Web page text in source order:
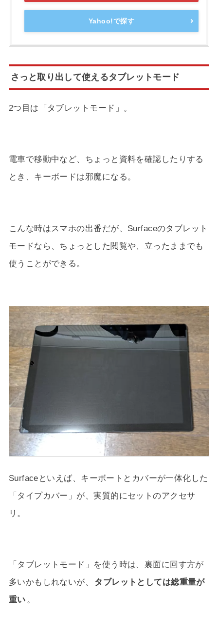
Yahoo!で探す
さっと取り出して使えるタブレットモード
2つ目は「タブレットモード」。
電車で移動中など、ちょっと資料を確認したりする
とき、キーボードは邪魔になる。
こんな時はスマホの出番だが、Surfaceのタブレット
モードなら、ちょっとした閲覧や、立ったままでも
使うことができる。
Surfaceといえば、キーボートとカバーが一体化した
「タイプカバー」が、実質的にセットのアクセサ
リ。
「タブレットモード」を使う時は、裏面に回す方が
多いかもしれないが、
タブレットとしては総重量が
重い 。